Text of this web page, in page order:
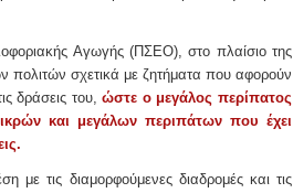
Αγωγής (ΠΣΕΟ), στο πλαίσιο της
πολιτών σχετικά με ζητήματα που αφορούν
δράσεις του,ώστε ο μεγάλος περίπατος
και μεγάλων περιπάτων που έχει
με τις διαμορφούμενες διαδρομές και τις